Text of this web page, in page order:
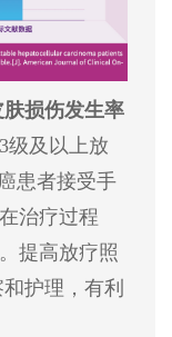
损伤发生率
及以上放
患者接受手
治疗过程
提高放疗照
护理，有利